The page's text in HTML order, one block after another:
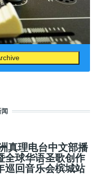
真理电台中文部播
全球华语圣歌创作
巡回音乐会槟城站